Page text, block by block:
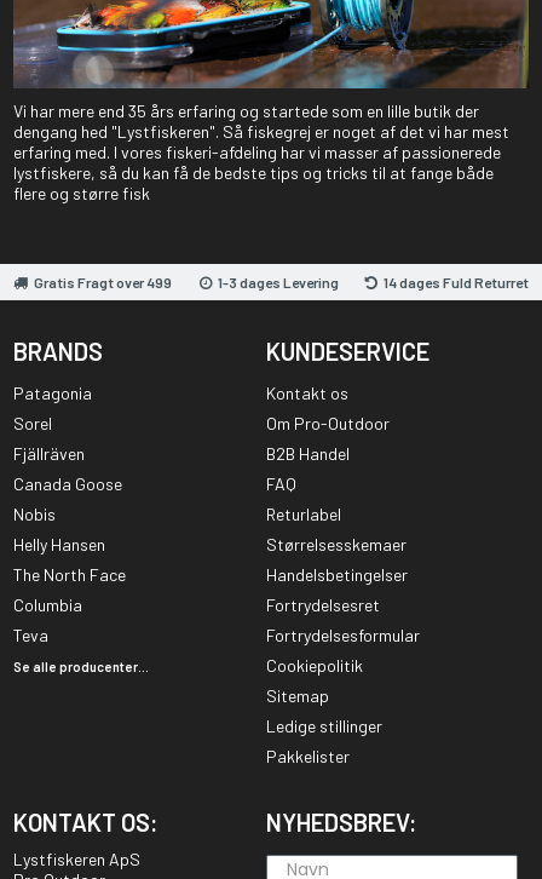
Vi har mere end 35 års erfaring og startede som en lille butik der
dengang hed "Lystfiskeren". Så fiskegrej er noget af det vi har mest
erfaring med. I vores fiskeri-afdeling har vi masser af passionerede
lystfiskere, så du kan få de bedste tips og tricks til at fange både
flere og større fisk
Gratis Fragt over 499 1-3 dages Levering 14 dages Fuld Returret
BRANDS
Patagonia
Sorel
Fjällräven
Canada Goose
Nobis
Helly Hansen
The North Face
Columbia
Teva
Se alle producenter...
KUNDESERVICE
Kontakt os
Om Pro-Outdoor
B2B Handel
FAQ
Returlabel
Størrelsesskemaer
Handelsbetingelser
Fortrydelsesret
Fortrydelsesformular
Cookiepolitik
Sitemap
Ledige stillinger
Pakkelister
KONTAKT OS:
Lystfiskeren ApS
NYHEDSBREV: